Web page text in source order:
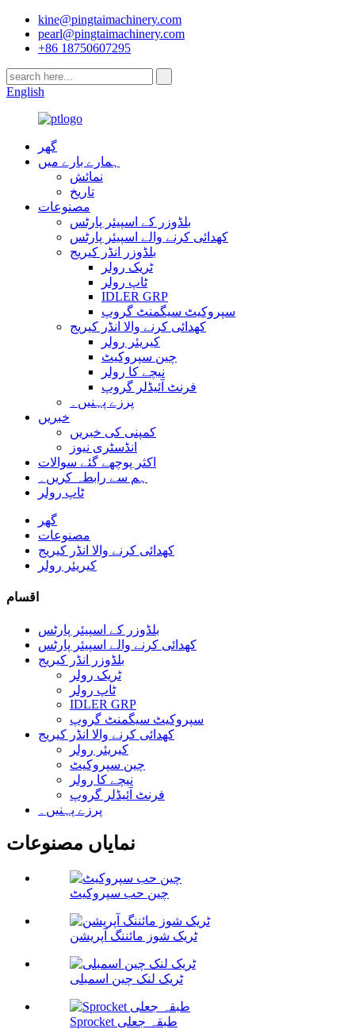
kine@pingtaimachinery.com
pearl@pingtaimachinery.com
+86 18750607295
English
گھر
ہمارے بارے میں
نمائش
تاریخ
مصنوعات
بلڈوزر کے اسپیئر پارٹس
کھدائی کرنے والے اسپیئر پارٹس
بلڈوزر انڈر کیریج
ٹریک رولر
ٹاپ رولر
IDLER GRP
سپروکیٹ سیگمنٹ گروپ
کھدائی کرنے والا انڈر کیریج
کیریئر رولر
چین سپروکیٹ
نیچے کا رولر
فرنٹ آئیڈلر گروپ
پرزے پہنیں۔
خبریں
کمپنی کی خبریں
انڈسٹری نیوز
اکثر پوچھے گئے سوالات
ہم سے رابطہ کریں۔
ٹاپ رولر
گھر
مصنوعات
کھدائی کرنے والا انڈر کیریج
کیریئر رولر
اقسام
بلڈوزر کے اسپیئر پارٹس
کھدائی کرنے والے اسپیئر پارٹس
بلڈوزر انڈر کیریج
ٹریک رولر
ٹاپ رولر
IDLER GRP
سپروکیٹ سیگمنٹ گروپ
کھدائی کرنے والا انڈر کیریج
کیریئر رولر
چین سپروکیٹ
نیچے کا رولر
فرنٹ آئیڈلر گروپ
پرزے پہنیں۔
نمایاں مصنوعات
چین حب سپروکیٹ
ٹریک شوز مائننگ آپریشن
ٹریک لنک چین اسمبلی
Sprocket طبقہ جعلی